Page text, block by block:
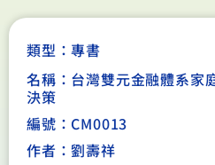
類型：專書
名稱：台灣雙元金融體系家
決策
編號：CM0013
作者：劉壽祥